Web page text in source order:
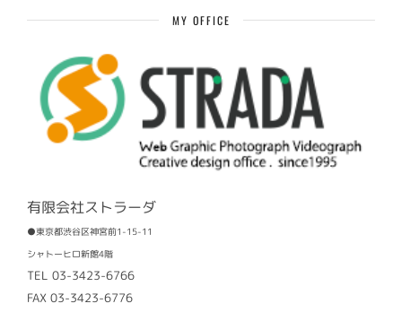
MY OFFICE
有限会社ストラーダ
●東京都渋谷区神宮前1-15-11
シャトーヒロ新館4階
TEL 03-3423-6766
FAX 03-3423-6776